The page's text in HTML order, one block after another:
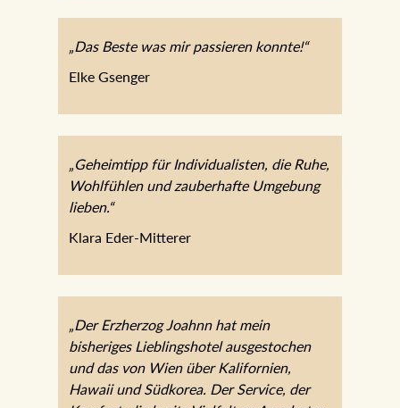
„Das Beste was mir passieren konnte!“
„Geheimtipp für Individualisten, die Ruhe,
Wohlfühlen und zauberhafte Umgebung
lieben.“
„Der Erzherzog Joahnn hat mein
bisheriges Lieblingshotel ausgestochen
und das von Wien über Kalifornien,